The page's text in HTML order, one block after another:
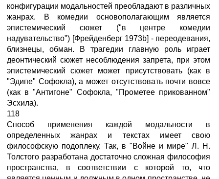
конфигурации модальностей преобладают в различных
жанрах. В комедии основополагающим является
эпистемический сюжет ("в центре комедии
надувательство") [Фрейденберг 1973b] - переодевания,
близнецы, обман. В трагедии главную роль играет
деонтический сюжет несоблюдения запрета, при этом
эпистемический сюжет может присутствовать (как в
"Эдипе" Софокла), а может отсутствовать почти вовсе
(как в "Антигоне" Софокла, "Прометее прикованном"
Эсхила).
118
Способ применения каждой модальности в
определенных жанрах и текстах имеет свою
философскую подоплеку. Так, в "Войне и мире" Л. Н.
Толстого разработана достаточно сложная философия
пространства, в соответствии с которой то, что